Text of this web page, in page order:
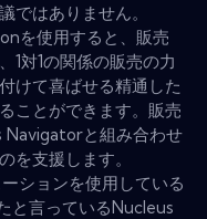
ではありません。
を使用すると、販売
1対1の関係の販売の力
けて喜ばせる精通した
ことができます。販売
Navigatorと組み合わせ
を支援します。
ションを使用している
と言っているNucleus